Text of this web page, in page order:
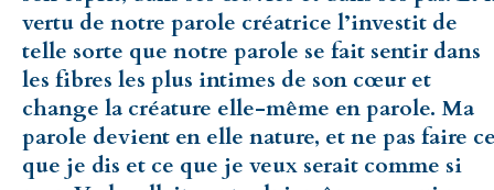
vertu de notre parole créatrice l’investit de
telle sorte que notre parole se fait sentir dans
les fibres les plus intimes de son cœur et
change la créature elle-même en parole. Ma
parole devient en elle nature, et ne pas faire
que je dis et ce que je veux serait comme si